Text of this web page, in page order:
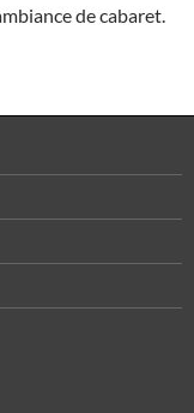
de cabaret.